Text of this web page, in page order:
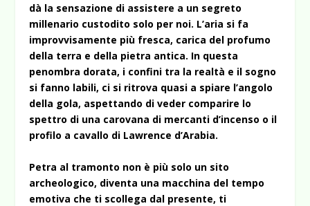
dà la sensazione di assistere a un segreto
millenario custodito solo per noi. L’aria si fa
improvvisamente più fresca, carica del profumo
della terra e della pietra antica. In questa
penombra dorata, i confini tra la realtà e il sogno
si fanno labili, ci si ritrova quasi a spiare l’angolo
della gola, aspettando di veder comparire lo
spettro di una carovana di mercanti d’incenso o il
profilo a cavallo di Lawrence d’Arabia.
Petra al tramonto non è più solo un sito
archeologico, diventa una macchina del tempo
emotiva che ti scollega dal presente, ti